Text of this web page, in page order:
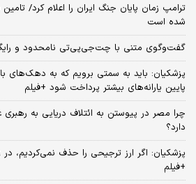
ترامپ زمان پایان جنگ ایران را اعلام کرد/
شده است
گفت‌وگوی متنی با چت‌جی‌پی‌تی نامحدود و
پزشکیان: باید به سمتی برویم که به دهک‌های
پایین یارانه‌های بیشتر پرداخت شود +فیلم
چرا مصر در پیوستن به ائتلاف دریایی به رهبری
دارد؟
پزشکیان: اگر ارز ترجیحی را حذف
+فیلم